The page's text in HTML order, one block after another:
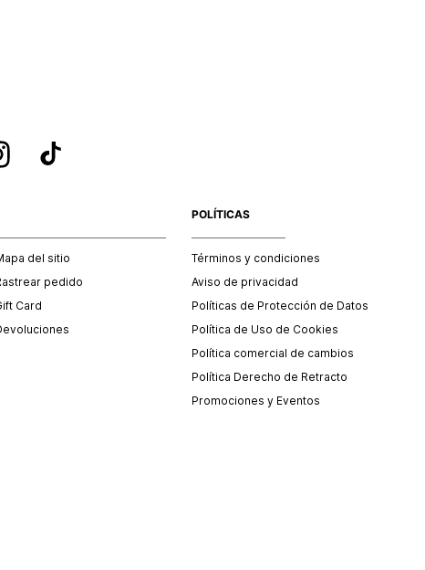
del sitio
pedido
Card
POLÍTICAS
Términos y condiciones
Aviso de privacidad
Políticas de Protección de Datos
Política de Uso de Cookies
Política comercial de cambios
Política Derecho de Retracto
Promociones y Eventos